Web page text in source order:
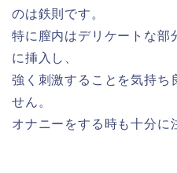
のは鉄則です。
特に膣内はデリケートな部
に挿入し、
強く刺激することを気持ち
せん。
オナニーをする時も十分に